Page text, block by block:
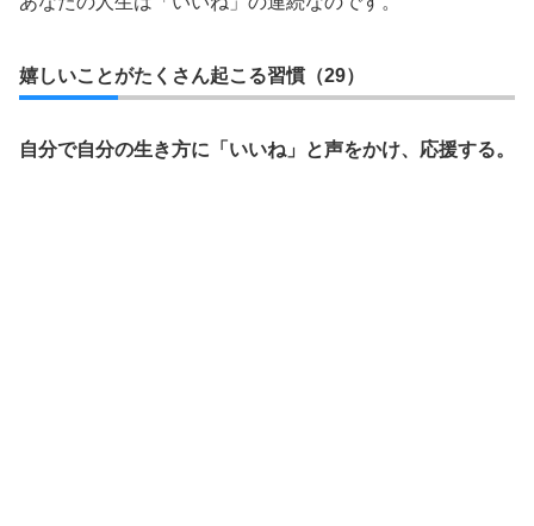
嬉しいことがたくさん起こる習慣（29）
自分で自分の生き方に「いいね」と声をかけ、応援する。